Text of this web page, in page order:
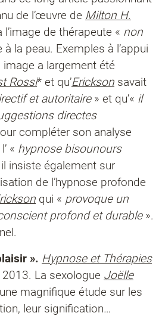
de l’œuvre de Milton H.
l’image de thérapeute « non
la peau. Exemples à l’appui
a largement été
Rossi* et qu’Erickson savait
et autoritaire» et qu’« il
directes
compléter son analyse
« hypnose bisounours
insiste également sur
de l’hypnose profonde
qui « provoque un
profond et durable».
». Hypnose et Thérapies
La sexologue Joëlle
magnifique étude sur les
leur signification…